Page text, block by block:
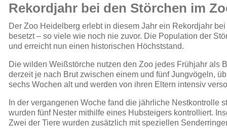
Rekordjahr bei den Störchen im
Der Zoo Heidelberg erlebt in diesem Jahr ein Rekordjahr
besetzt – so viele wie noch nie zuvor. Die Population der
und erreicht nun einen historischen Höchststand.
Die wilden Weißstörche nutzen den Zoo jedes Frühjahr als
derzeit je nach Brut zwischen einem und fünf Jungvögeln,
sechs Wochen alt und werden von ihren Eltern intensiv
In der vergangenen Woche fand die jährliche Nestkontrolle
wurden fünf Nester mithilfe eines Hubsteigers kontrolliert.
Zwei der Tiere wurden zusätzlich mit speziellen